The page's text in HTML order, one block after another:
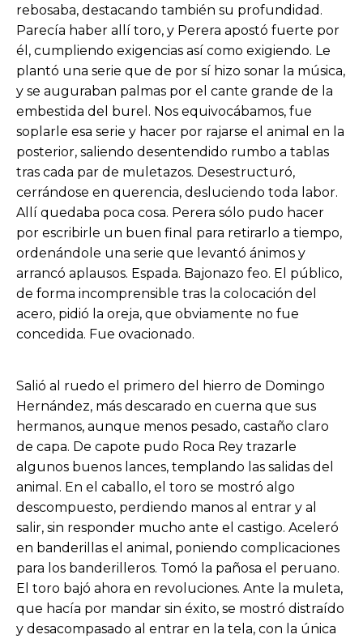
rebosaba, destacando también su profundidad.
Parecía haber allí toro, y Perera apostó fuerte por
él, cumpliendo exigencias así como exigiendo. Le
plantó una serie que de por sí hizo sonar la música,
y se auguraban palmas por el cante grande de la
embestida del burel. Nos equivocábamos, fue
soplarle esa serie y hacer por rajarse el animal en la
posterior, saliendo desentendido rumbo a tablas
tras cada par de muletazos. Desestructuró,
cerrándose en querencia, desluciendo toda labor.
Allí quedaba poca cosa. Perera sólo pudo hacer
por escribirle un buen final para retirarlo a tiempo,
ordenándole una serie que levantó ánimos y
arrancó aplausos. Espada. Bajonazo feo. El público,
de forma incomprensible tras la colocación del
acero, pidió la oreja, que obviamente no fue
concedida. Fue ovacionado.
Salió al ruedo el primero del hierro de Domingo
Hernández, más descarado en cuerna que sus
hermanos, aunque menos pesado, castaño claro
de capa. De capote pudo Roca Rey trazarle
algunos buenos lances, templando las salidas del
animal. En el caballo, el toro se mostró algo
descompuesto, perdiendo manos al entrar y al
salir, sin responder mucho ante el castigo. Aceleró
en banderillas el animal, poniendo complicaciones
para los banderilleros. Tomó la pañosa el peruano.
El toro bajó ahora en revoluciones. Ante la muleta,
que hacía por mandar sin éxito, se mostró distraído
y desacompasado al entrar en la tela, con la única